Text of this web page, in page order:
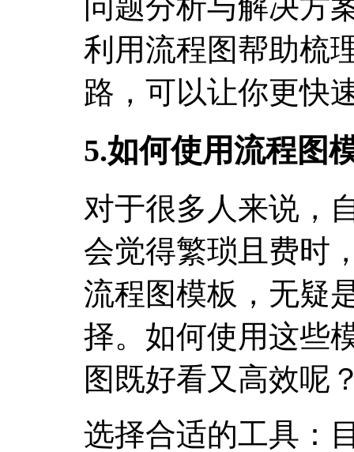
问题分析与解决方
利用流程图帮助梳
路，可以让你更快
5.如何使用流程图
对于很多人来说，
会觉得繁琐且费时
流程图模板，无疑
择。如何使用这些
图既好看又高效呢
选择合适的工具：